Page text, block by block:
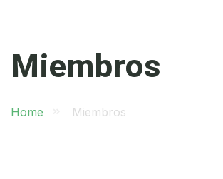
Miembros
Home Miembros